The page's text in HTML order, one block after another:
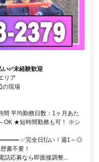
い✅未経験歓迎
リア
の現場
間 平均勤務日数：1ヶ月あた
OK ★短時間勤務も可！ ※シ
✅完全日払い！週1～◎
書不要！
募なら即面接調整...